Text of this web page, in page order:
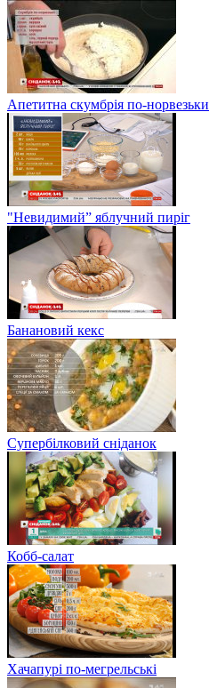
Апетитна скумбрія по-норвезьки
"Невидимий” яблучний пиріг
Банановий кекс
Супербілковий сніданок
Кобб-салат
Хачапурі по-мегрельські